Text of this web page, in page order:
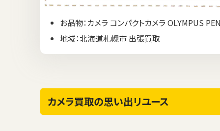
お品物：カメラ コンパクトカメラ OLYMPUS
地域：北海道札幌市 出張買取
カメラ買取の思い出リユース